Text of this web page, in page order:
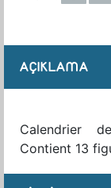
AÇIKLAMA
Calendrier
Contient 13